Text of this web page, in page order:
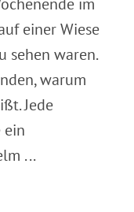
einer Wiese
sehen waren.
warum
Jede
ein
...